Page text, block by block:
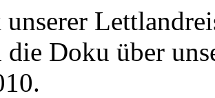
die Doku über